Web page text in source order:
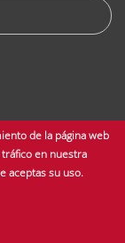
reservados -
de la página web
en nuestra
aceptas su uso.